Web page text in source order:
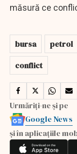
măsură ce
bursa petrol
conflict
Urmăriți-ne și pe
Google News
și în aplicațiile